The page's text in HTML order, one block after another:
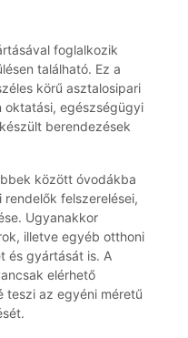
foglalkozik
található. Ez a
körű asztalosipari
oktatási, egészségügyi
berendezések
között óvodákba
felszerelései,
Ugyanakkor
illetve egyéb otthoni
és gyártását is. A
elérhető
teszi az egyéni méretű